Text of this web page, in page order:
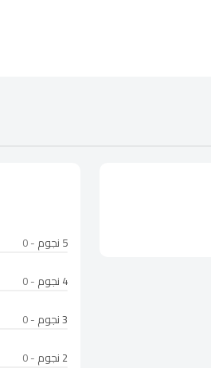
5 نجوم
- 0
4 نجوم
- 0
3 نجوم
- 0
2 نجوم
- 0